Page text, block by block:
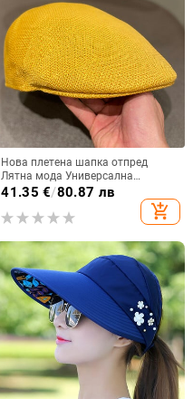
Нова плетена шапка отпред
Лятна мода Универсална
дишаща дамска барета Пролет и
есен Street Shot Едноцветна
шапка Мъжки шапки
41.35 €/80.87 лв
add_shopping_cart